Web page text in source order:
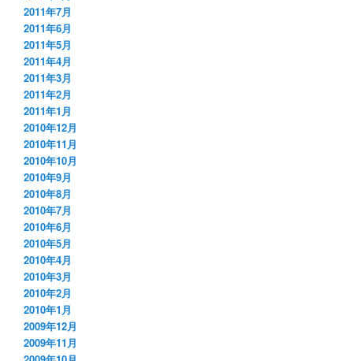
2011年7月
2011年6月
2011年5月
2011年4月
2011年3月
2011年2月
2011年1月
2010年12月
2010年11月
2010年10月
2010年9月
2010年8月
2010年7月
2010年6月
2010年5月
2010年4月
2010年3月
2010年2月
2010年1月
2009年12月
2009年11月